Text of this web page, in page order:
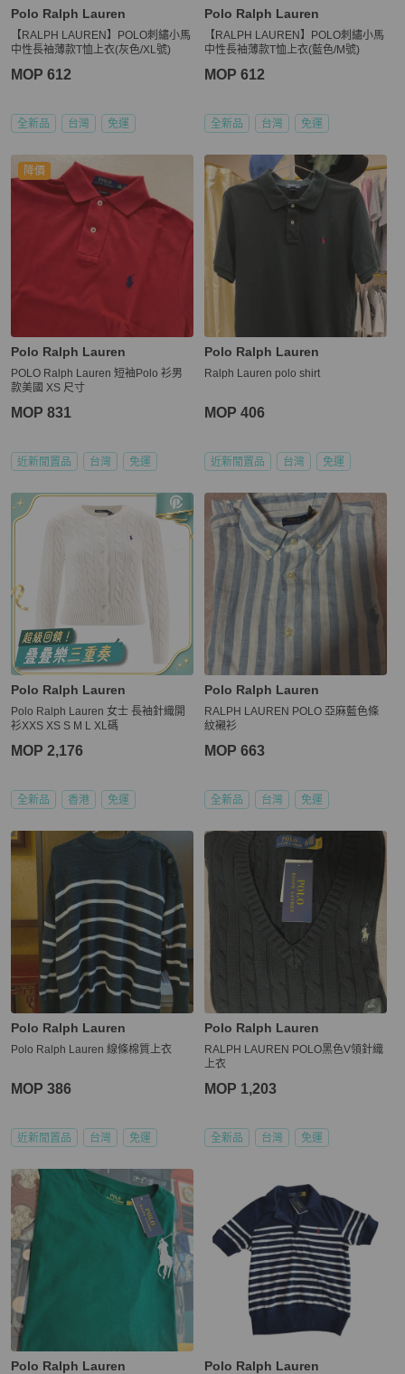
Polo Ralph Lauren
【RALPH LAUREN】POLO刺繡小馬
中性長袖薄款T恤上衣(灰色/XL號)
MOP 612
全新品 台灣 免運
Polo Ralph Lauren
【RALPH LAUREN】POLO刺繡小馬
中性長袖薄款T恤上衣(藍色/M號)
MOP 612
全新品 台灣 免運
降價
Polo Ralph Lauren
POLO Ralph Lauren 短袖Polo 衫男
款美國 XS 尺寸
MOP 831
近新閒置品 台灣 免運
Polo Ralph Lauren
Ralph Lauren polo shirt
MOP 406
近新閒置品 台灣 免運
Polo Ralph Lauren
Polo Ralph Lauren 女士 長袖針織開
衫XXS XS S M L XL碼
MOP 2,176
全新品 香港 免運
Polo Ralph Lauren
RALPH LAUREN POLO 亞麻藍色條
紋襯衫
MOP 663
全新品 台灣 免運
Polo Ralph Lauren
Polo Ralph Lauren 線條棉質上衣
MOP 386
近新閒置品 台灣 免運
Polo Ralph Lauren
RALPH LAUREN POLO黑色V領針織
上衣
MOP 1,203
全新品 台灣 免運
Polo Ralph Lauren Polo Ralph Lauren